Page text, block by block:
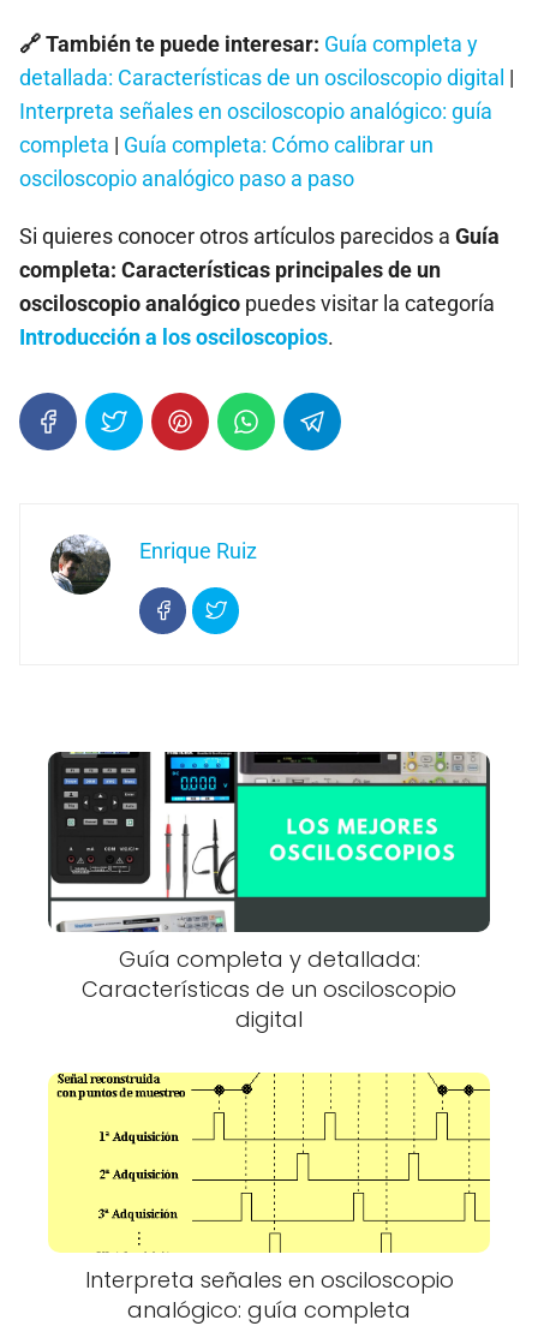
🔗 También te puede interesar: Guía completa y
detallada: Características de un osciloscopio digital |
Interpreta señales en osciloscopio analógico: guía
completa | Guía completa: Cómo calibrar un
osciloscopio analógico paso a paso
Si quieres conocer otros artículos parecidos a Guía
completa: Características principales de un
osciloscopio analógico puedes visitar la categoría
Introducción a los osciloscopios.
Enrique Ruiz
Guía completa y detallada:
Características de un osciloscopio
digital
Interpreta señales en osciloscopio
analógico: guía completa